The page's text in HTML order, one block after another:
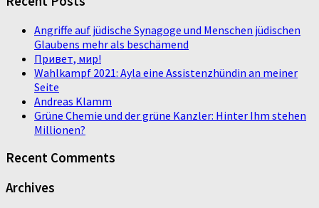
Angriffe auf jüdische Synagoge und Menschen jüdischen
Glaubens mehr als beschämend
Привет, мир!
Wahlkampf 2021: Ayla eine Assistenzhündin an meiner
Seite
Andreas Klamm
Grüne Chemie und der grüne Kanzler: Hinter Ihm stehen
Millionen?
Recent Comments
Archives